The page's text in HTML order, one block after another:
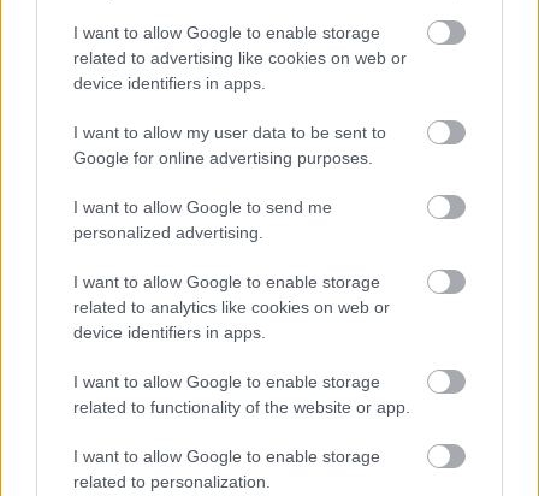
I want to allow Google to enable storage
related to advertising like cookies on web or
device identifiers in apps.
I want to allow my user data to be sent to
Google for online advertising purposes.
I want to allow Google to send me
personalized advertising.
I want to allow Google to enable storage
related to analytics like cookies on web or
device identifiers in apps.
I want to allow Google to enable storage
related to functionality of the website or app.
I want to allow Google to enable storage
related to personalization.
szereplőjének számít a most már 30 éve működő SZILTOP
iskolahálózat, melynek...